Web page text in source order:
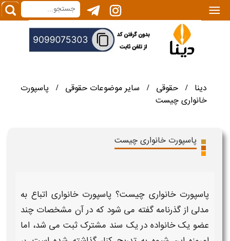
|||
دینا / حقوقی / سایر موضوعات حقوقی /
پاسپورت
خانواری چیست
پاسپورت خانواری چیست
پاسپورت خانواری چیست؟ پاسپورت خانواری اتباع به
مدلی از گذرنامه گفته می‌ شود که در آن مشخصات چند
عضو یک خانواده در یک سند مشترک ثبت می‌ شد، اما